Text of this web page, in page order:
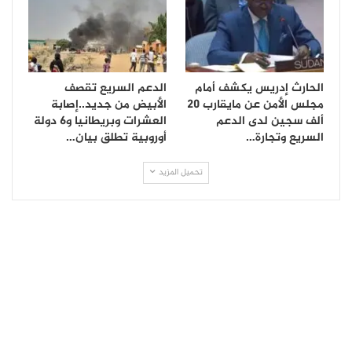
الحارث إدريس يكشف أمام
مجلس الأمن عن مايقارب 20
ألف سجين لدى الدعم
السريع وتجارة…
الدعم السريع تقصف
الأبيض من جديد..إصابة
العشرات وبريطانيا و6 دولة
أوروبية تطلق بيان…
تحميل المزيد